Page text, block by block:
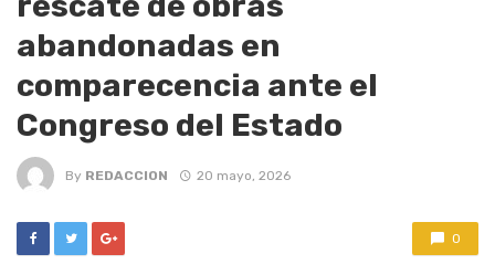
abandonadas en
comparecencia ante el
Congreso del Estado
By REDACCION 20 mayo, 2026
0